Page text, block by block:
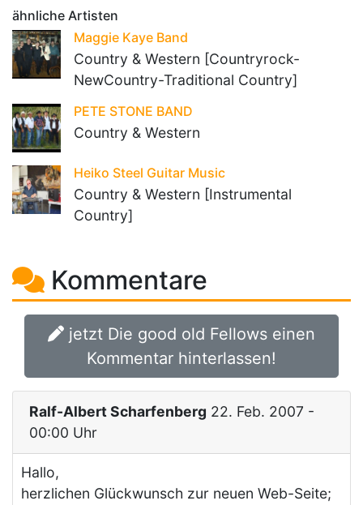
ähnliche Artisten
Maggie Kaye Band
Country & Western [Countryrock-
NewCountry-Traditional Country]
PETE STONE BAND
Country & Western
Heiko Steel Guitar Music
Country & Western [Instrumental
Country]
Kommentare
jetzt Die good old Fellows einen
Kommentar hinterlassen!
Ralf-Albert Scharfenberg 22. Feb. 2007 -
00:00 Uhr
Hallo,
herzlichen Glückwunsch zur neuen Web-Seite;